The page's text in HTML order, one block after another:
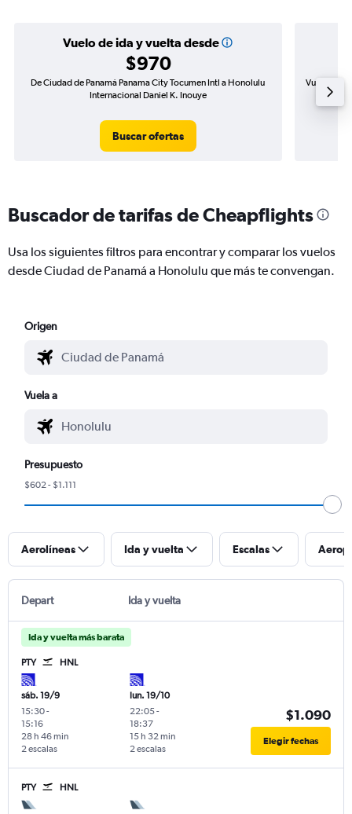
Vuelo de ida y vuelta desde
$970
De Ciudad de Panamá Panama City Tocumen Intl a Honolulu
Internacional Daniel K. Inouye
Buscar ofertas
Vuelo de
Buscador de tarifas de Cheapflights
Usa los siguientes filtros para encontrar y comparar los vuelos
desde Ciudad de Panamá a Honolulu que más te convengan.
Origen
Vuela a
Presupuesto
$602 - $1.111
Aerolíneas Ida y vuelta Escalas
Depart Ida y vuelta
Ida y vuelta más barata
PTY HNL
sáb. 19/9
15:30-
15:16
2 escalas
28 h 46 min
lun. 19/10
22:05-
18:37
2 escalas
15 h 32 min
$1.090
Elegir fechas
PTY HNL